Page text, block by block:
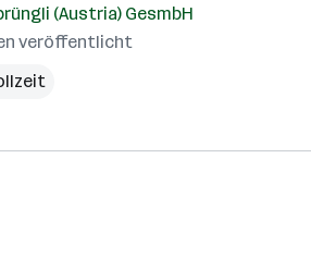
(Austria) GesmbH
veröffentlicht